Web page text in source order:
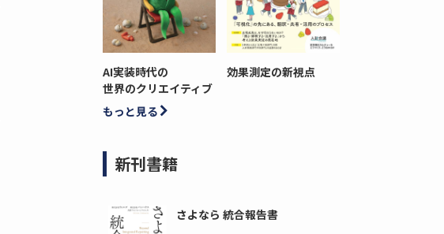
AI実装時代の
世界のクリエイティブ
効果測定の新視点
もっと見る
新刊書籍
さよなら 統合報告書